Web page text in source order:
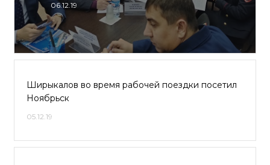
06.12.19
Ширыкалов во время рабочей поездки посетил
Ноябрьск
05.12.19